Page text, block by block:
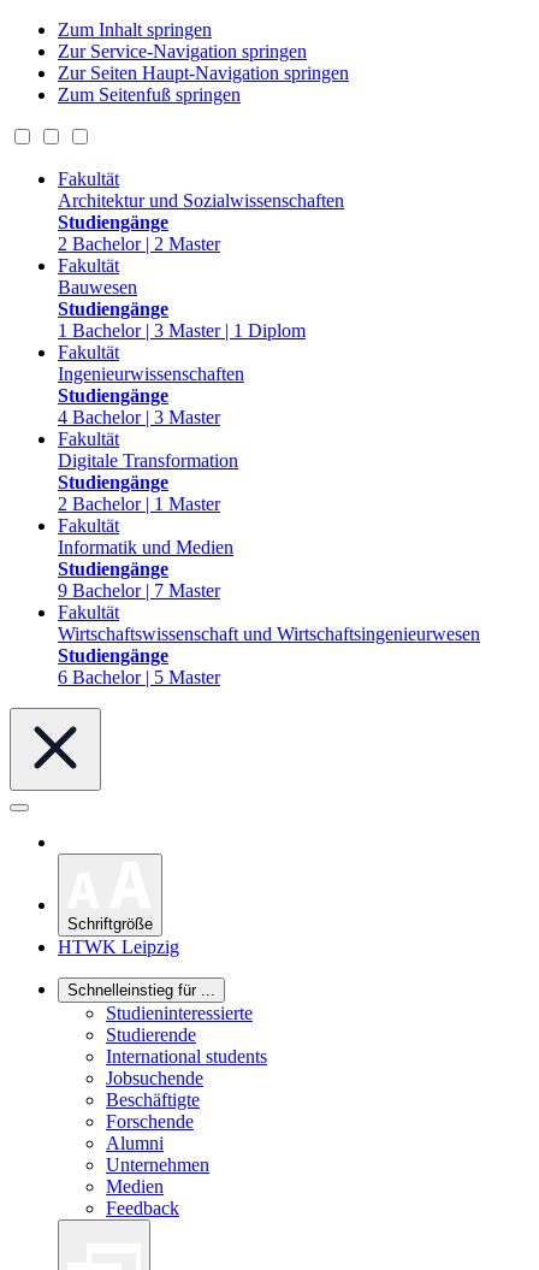
Zum Inhalt springen
Zur Service-Navigation springen
Zur Seiten Haupt-Navigation springen
Zum Seitenfuß springen
Fakultät
Architektur und Sozialwissenschaften
Studiengänge
2 Bachelor | 2 Master
Fakultät
Bauwesen
Studiengänge
1 Bachelor | 3 Master | 1 Diplom
Fakultät
Ingenieurwissenschaften
Studiengänge
4 Bachelor | 3 Master
Fakultät
Digitale Transformation
Studiengänge
2 Bachelor | 1 Master
Fakultät
Informatik und Medien
Studiengänge
9 Bachelor | 7 Master
Fakultät
Wirtschaftswissenschaft und Wirtschaftsingenieurwesen
Studiengänge
6 Bachelor | 5 Master
Schriftgröße
HTWK Leipzig
Schnelleinstieg für ...
Studieninteressierte
Studierende
International students
Jobsuchende
Beschäftigte
Forschende
Alumni
Unternehmen
Medien
Feedback